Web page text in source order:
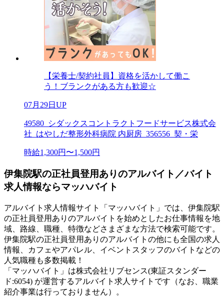
【栄養士/契約社員】資格を活かして働こ
う！ブランクがある方も歓迎☆
07月29日UP
49580_シダックスコントラクトフードサービス株式会
社_はやしだ整形外科病院 内厨房_356556_契・栄
時給1,300円〜1,500円
伊集院駅の正社員登用ありのアルバイト／バイト
求人情報ならマッハバイト
アルバイト求人情報サイト「マッハバイト」では、伊集院駅
の正社員登用ありのアルバイトを始めとしたお仕事情報を地
域、路線、職種、特徴などさまざまな方法で検索可能です。
伊集院駅の正社員登用ありのアルバイトの他にも全国の求人
情報、カフェやアパレル、イベントスタッフのバイトなどの
人気職種も多数掲載！
「マッハバイト」は株式会社リブセンス(東証スタンダー
ド:6054) が運営するアルバイト求人サイトです（なお、職業
紹介事業は行っておりません）。